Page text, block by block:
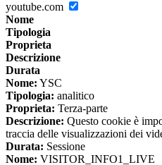
youtube.com
Nome
Tipologia
Proprieta
Descrizione
Durata
Nome: YSC
Tipologia: analitico
Proprieta: Terza-parte
Descrizione: Questo cookie è
traccia delle visualizzazioni dei
Durata: Sessione
Nome: VISITOR_INFO1_LIVE